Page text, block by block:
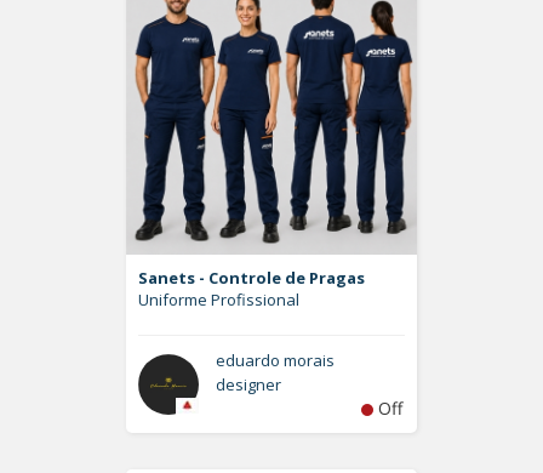
Sanets - Controle de Pragas
Uniforme Profissional
eduardo morais
designer
Off